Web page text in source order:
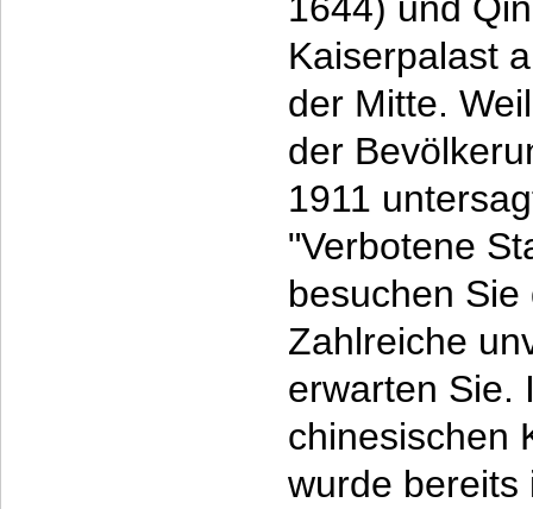
Kaiserpalast
der Mitte.
der
1911
"Verbotene
besuchen
Zahlreiche
erwarten Sie.
chinesischen
wurde bereits